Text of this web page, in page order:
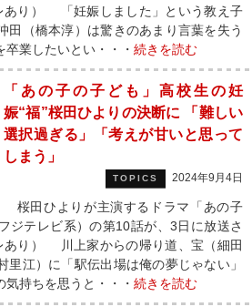
あり） 「妊娠しました」という教え子
田（橋本淳）は驚きのあまり言葉を失う
業したいとい・・・ 続きを読む
「あの子の子ども」高校生の妊
娠“福”桜田ひよりの決断に 「難しい
選択過ぎる」「考えが甘いと思って
しまう」
TOPICS 2024年9月4日
桜田ひよりが主演するドラマ「あの子
ジテレビ系）の第10話が、3日に放送さ
あり） 川上家からの帰り道、宝（細田
里江）に「駅伝出場は俺の夢じゃない」
持ちを思うと・・・ 続きを読む